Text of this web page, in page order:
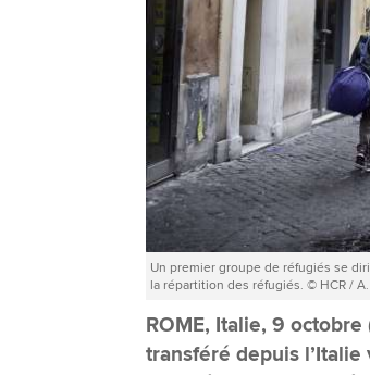
Un premier groupe de réfugiés se
la répartition des réfugiés. © HCR /
ROME, Italie, 9
transféré depuis